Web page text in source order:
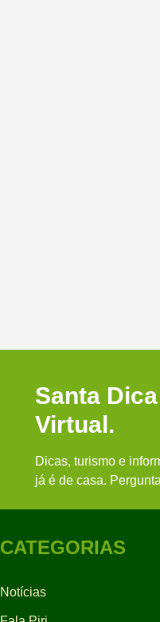
Santa
Virtual.
Dicas, turismo e
já é de casa.
CATEGORIAS
Notícias